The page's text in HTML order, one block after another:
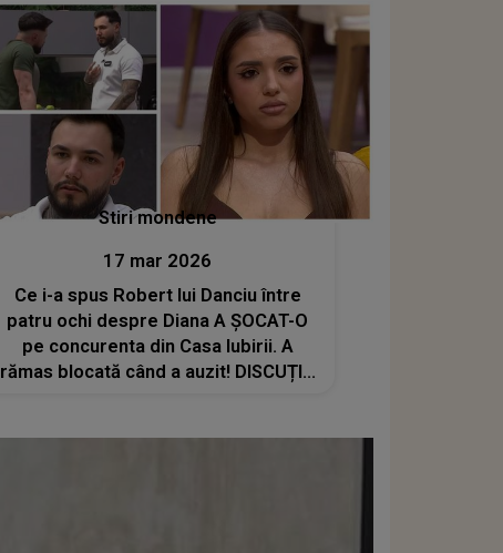
Stiri mondene
17 mar 2026
Ce i-a spus Robert lui Danciu între
patru ochi despre Diana A ȘOCAT-O
pe concurenta din Casa Iubirii. A
rămas blocată când a auzit! DISCUȚIA